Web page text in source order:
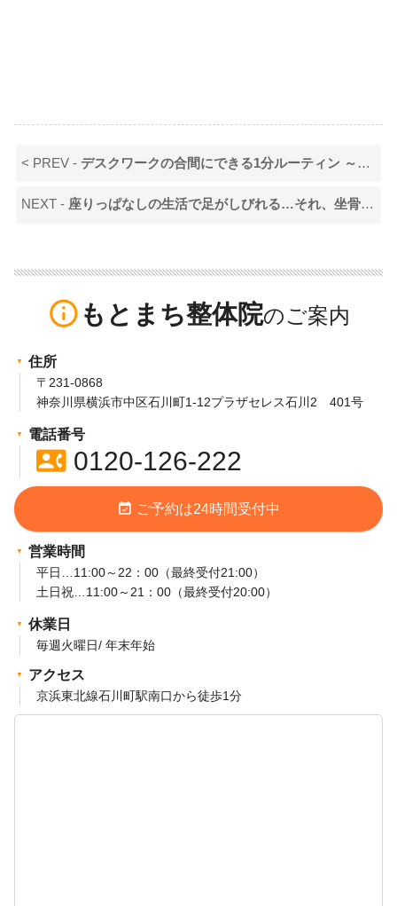
< PREV - デスクワークの合間にできる1分ルーティン ～オフィスでこっそり“姿勢美人”になる習慣～
NEXT - 座りっぱなしの生活で足がしびれる…それ、坐骨神経痛かもしれません
info_outline もとまち整体院
住所
〒231-0868
神奈川県横浜市中区石川町1-12プラザセレス石川2 401号
電話番号
contact_phone0120-126-222
event_available ご予約は24時間受付中
営業時間
平日…11:00～22：00（最終受付21:00）
土日祝…11:00～21：00（最終受付20:00）
休業日
毎週火曜日/ 年末年始
アクセス
京浜東北線石川町駅南口から徒歩1分